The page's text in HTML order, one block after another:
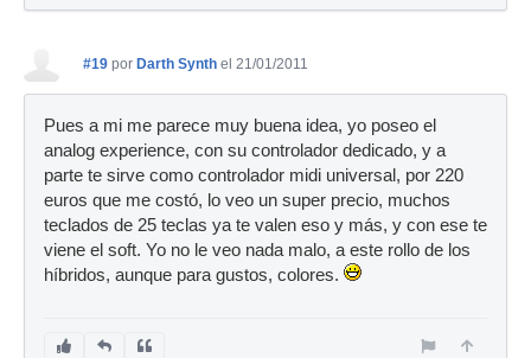
#19 por Darth Synth el 21/01/2011
Pues a mi me parece muy buena idea, yo poseo el
analog experience, con su controlador dedicado, y a
parte te sirve como controlador midi universal, por 220
euros que me costó, lo veo un super precio, muchos
teclados de 25 teclas ya te valen eso y más, y con ese te
viene el soft. Yo no le veo nada malo, a este rollo de los
híbridos, aunque para gustos, colores.